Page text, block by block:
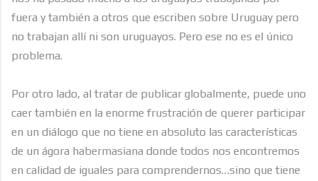
fuera y también a otros que escriben sobre Uruguay pero
no trabajan allí ni son uruguayos. Pero ese no es el único
problema.
Por otro lado, al tratar de publicar globalmente, puede uno
caer también en la enorme frustración de querer participar
en un diálogo que no tiene en absoluto las características
de un ágora habermasiana donde todos nos encontremos
en calidad de iguales para comprendernos…sino que tiene